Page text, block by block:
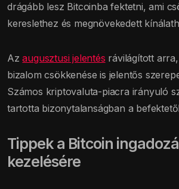
drágább lesz Bitcoinba fektetni, ami
kereslethez és megnövekedett
Azaugusztusi jelentés rávilágított
bizalom csökkenése is jelentős
Számos kriptovaluta-piacra irányuló
tartotta bizonytalanságban a
Tippek a Bitcoin
kezelésére